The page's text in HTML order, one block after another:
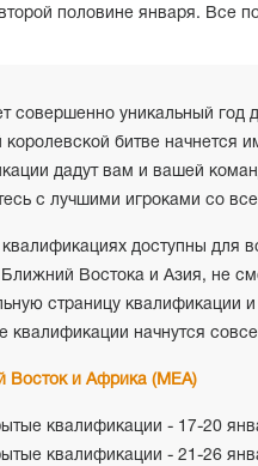
половине января. Все
совершенно уникальный год
королевской битве начнется
дадут вам и вашей
с лучшими игроками со
доступны для
Востока и Азия, не
страницу квалификации и
квалификации начнутся
Восток и Африка (MEA)
квалификации - 17-20
квалификации - 21-26